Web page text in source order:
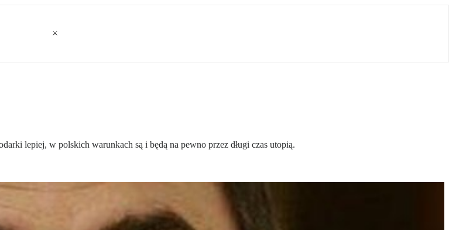
lepiej, w polskich warunkach są i będą na pewno przez długi czas utopią.